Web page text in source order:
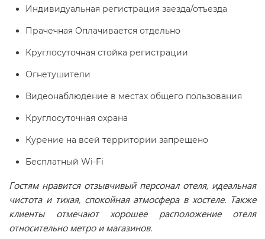
Индивидуальная регистрация заезда/отъезда
Прачечная Оплачивается отдельно
Круглосуточная стойка регистрации
Огнетушители
Видеонаблюдение в местах общего пользования
Круглосуточная охрана
Курение на всей территории запрещено
Бесплатный Wi-Fi
Гостям нравится отзывчивый персонал отеля, идеальная
чистота и тихая, спокойная атмосфера в хостеле. Также
клиенты отмечают хорошее расположение отеля
относительно метро и магазинов.